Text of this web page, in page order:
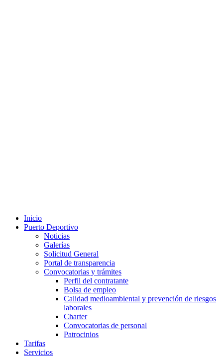
Inicio
Puerto Deportivo
Noticias
Galerías
Solicitud General
Portal de transparencia
Convocatorias y trámites
Perfil del contratante
Bolsa de empleo
Calidad medioambiental y prevención de riesgos
laborales
Charter
Convocatorias de personal
Patrocinios
Tarifas
Servicios